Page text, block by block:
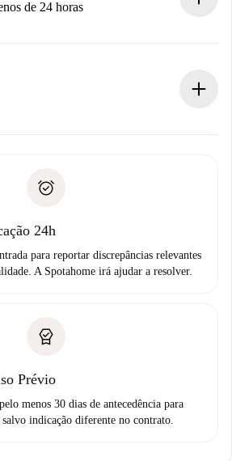
de 24 horas
nada e ofereceremos
bancárioproblema.
24h
para reportar discrepâncias relevantes
A Spotahome irá ajudar a resolver.
Prévio
menos 30 dias de antecedência para
indicação diferente no contrato.